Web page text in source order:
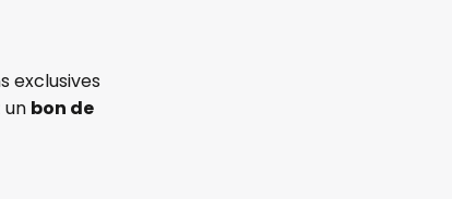
exclusives
un bon de